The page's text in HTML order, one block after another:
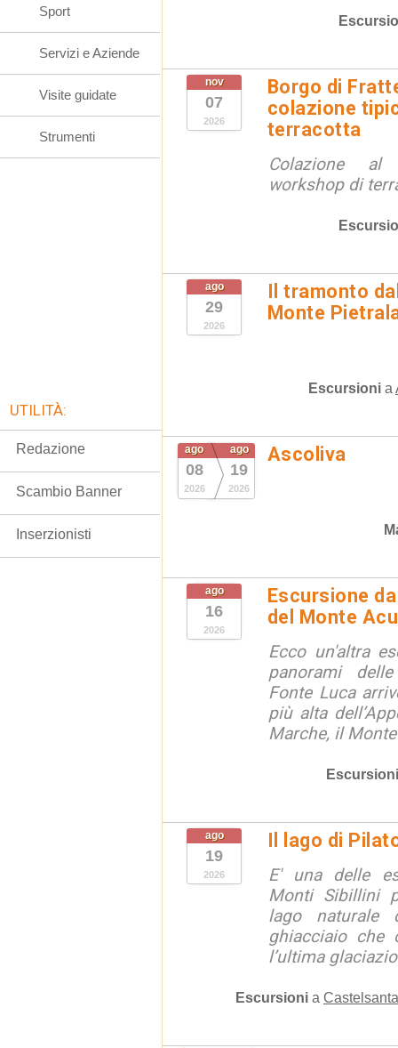
nov
07
2026
Borgo di
colazione
terracotta
Colazione al
workshop di
ago
29
2026
Il tramonto
Monte
Escursioni a
ago
08
2026
ago
19
2026
Ascoliva
ago
16
2026
Escursione
del Monte
Ecco un'altra
panorami
Fonte Luca
più alta
Marche, il
Escursioni
ago
19
2026
Il lago di
E' una delle
Monti Sibillini
lago naturale
ghiacciaio che
l’ultima
Escursioni a
Sport
Servizi e Aziende
Visite guidate
Strumenti
UTILITÀ:
Redazione
Scambio Banner
Inserzionisti